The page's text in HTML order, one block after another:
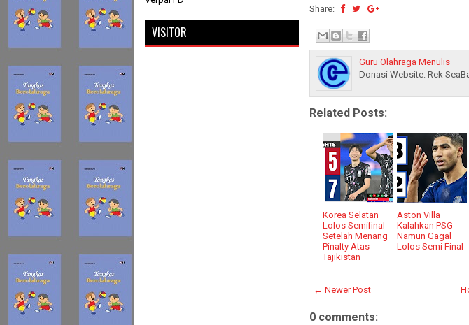
Share:
Guru Olahraga Menulis
Donasi Website: Rek
Related Posts:
Korea Selatan
Lolos Semifinal
Setelah Menang
Pinalty Atas
Tajikistan
Aston Villa
Kalahkan PSG
Namun Gagal
Lolos Semi Final
← Newer Post
0 comments:
VISITOR